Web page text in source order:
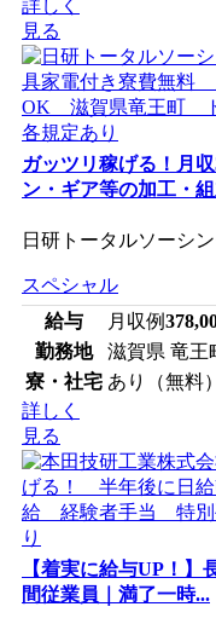
詳しく
見る
ガッツリ稼げる！月
ン・ギア等の加工・
日研トータルソーシ
スペシャル
給与
月収例
勤務地
滋賀県 竜王
寮・社宅 あり（無料）
詳しく
見る
【着実に給与UP！】
間従業員｜満了一時...